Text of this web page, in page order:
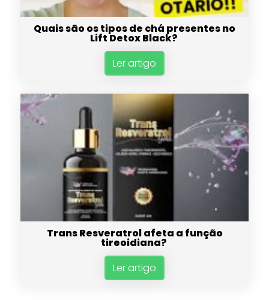
Quais são os tipos de chá presentes no
Lift Detox Black?
Ler artigo
Trans Resveratrol afeta a função
tireoidiana?
Ler artigo